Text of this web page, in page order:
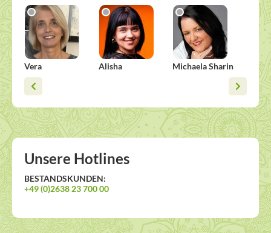
Vera Alisha Michaela Sharin
Unsere Hotlines
BESTANDSKUNDEN:
+49 (0)2638 23 700 00